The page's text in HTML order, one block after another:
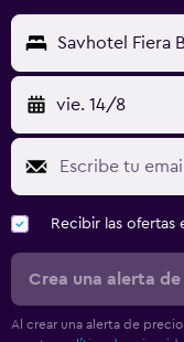
Savhotel Fiera
vie. 14/8
Recibir las ofertas
Crea una alerta
Al crear una alerta de